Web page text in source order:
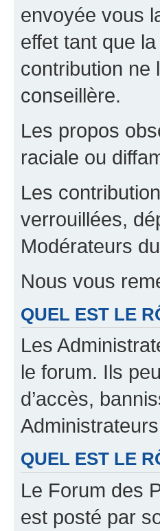
envoyée vous
effet tant que
contribution ne
conseillère.
Les propos
raciale ou
Les
verrouillées,
Modérateurs
Nous vous
QUEL EST LE
Les
le forum. Ils
d’accès,
QUEL EST LE
Le Forum des
est posté par